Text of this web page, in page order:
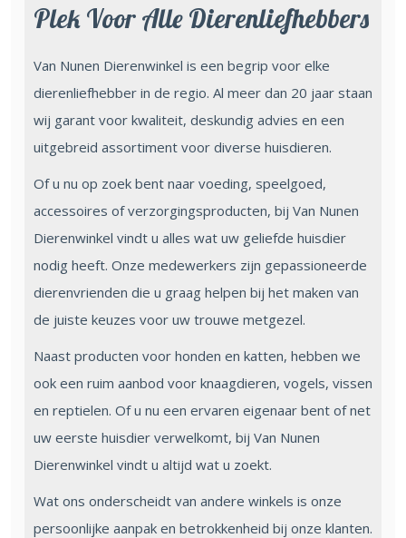
Plek Voor Alle Dierenliefhebbers
Van Nunen Dierenwinkel is een begrip voor elke
dierenliefhebber in de regio. Al meer dan 20 jaar staan
wij garant voor kwaliteit, deskundig advies en een
uitgebreid assortiment voor diverse huisdieren.
Of u nu op zoek bent naar voeding, speelgoed,
accessoires of verzorgingsproducten, bij Van Nunen
Dierenwinkel vindt u alles wat uw geliefde huisdier
nodig heeft. Onze medewerkers zijn gepassioneerde
dierenvrienden die u graag helpen bij het maken van
de juiste keuzes voor uw trouwe metgezel.
Naast producten voor honden en katten, hebben we
ook een ruim aanbod voor knaagdieren, vogels, vissen
en reptielen. Of u nu een ervaren eigenaar bent of net
uw eerste huisdier verwelkomt, bij Van Nunen
Dierenwinkel vindt u altijd wat u zoekt.
Wat ons onderscheidt van andere winkels is onze
persoonlijke aanpak en betrokkenheid bij onze klanten.